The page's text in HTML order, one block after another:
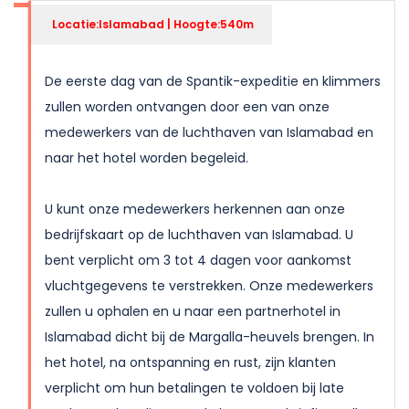
Locatie:Islamabad | Hoogte:540m
De eerste dag van de Spantik-expeditie en klimmers
zullen worden ontvangen door een van onze
medewerkers van de luchthaven van Islamabad en
naar het hotel worden begeleid.
U kunt onze medewerkers herkennen aan onze
bedrijfskaart op de luchthaven van Islamabad. U
bent verplicht om 3 tot 4 dagen voor aankomst
vluchtgegevens te verstrekken. Onze medewerkers
zullen u ophalen en u naar een partnerhotel in
Islamabad dicht bij de Margalla-heuvels brengen. In
het hotel, na ontspanning en rust, zijn klanten
verplicht om hun betalingen te voldoen bij late